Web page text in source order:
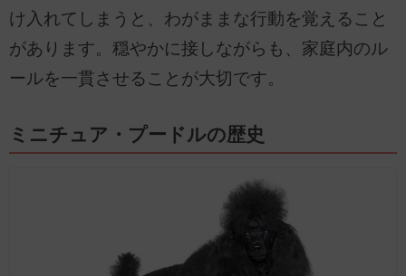
け入れてしまうと、わがままな行動を覚えること
があります。穏やかに接しながらも、家庭内のル
ールを一貫させることが大切です。
ミニチュア・プードルの歴史